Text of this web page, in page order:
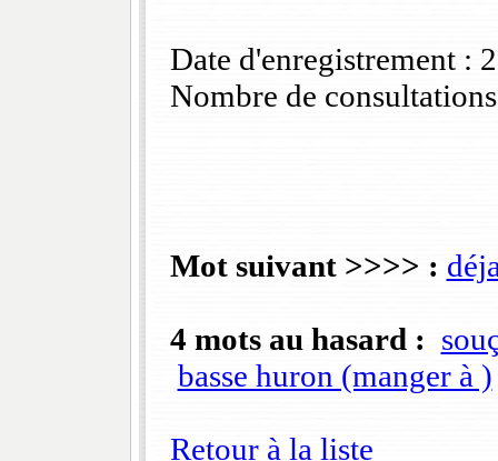
Date d'enregistrement :
Nombre de
Mot suivant >>>> :
4 mots au hasard :
basse huron (manger à )
Retour à la liste